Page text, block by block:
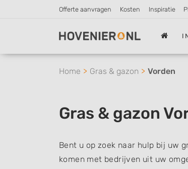
Offerte aanvragen Kosten Inspiratie
Home Gras & gazon Vorden
Gras & gazon
Bent u op zoek naar hulp bij uw
komen met bedrijven uit uw